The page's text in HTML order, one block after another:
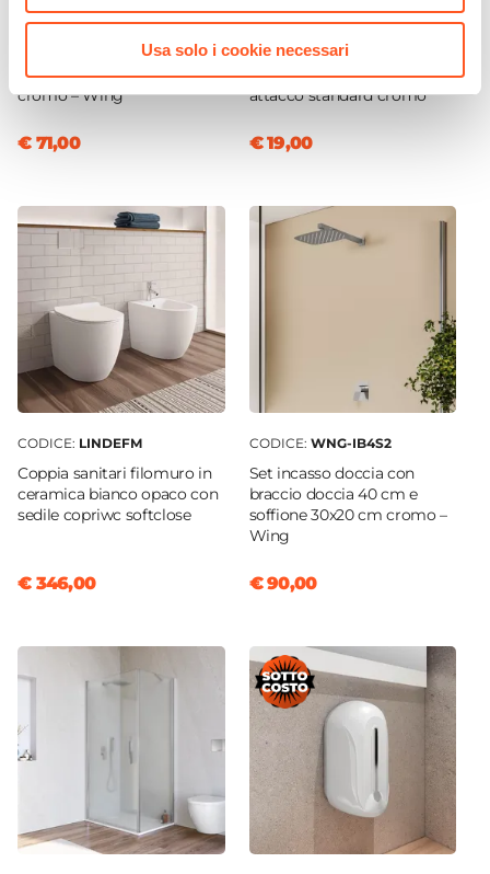
Usa solo i cookie necessari
Miscelatore bidet 13,7h cm
cromo – Wing
€ 71,00
CODICE:SIFBC
Sifone per scarico bidet con
attacco standard cromo
€ 19,00
CODICE: LINDEFM
Coppia sanitari filomuro in
ceramica bianco opaco con
sedile copriwc softclose
€ 346,00
CODICE: WNG-IB4S2
Set incasso doccia con
braccio doccia 40 cm e
soffione 30x20 cm cromo –
Wing
€ 90,00